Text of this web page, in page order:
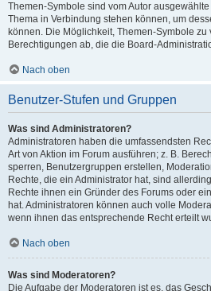
Themen-Symbole sind vom Autor
Thema in Verbindung stehen können, um
können. Die Möglichkeit, Themen-Symbole
Berechtigungen ab, die die Board-
Nach oben
Benutzer-Stufen und Gruppen
Was sind Administratoren?
Administratoren haben die umfassendsten
Art von Aktion im Forum ausführen; z. B.
sperren, Benutzergruppen erstellen,
Rechte, die ein Administrator hat, sind
Rechte ihnen ein Gründer des Forums oder
hat. Administratoren können auch volle
wenn ihnen das entsprechende Recht erteilt
Nach oben
Was sind Moderatoren?
Die Aufgabe der Moderatoren ist es, das